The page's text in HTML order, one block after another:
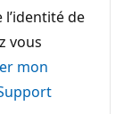
l’identité de
vous
mon